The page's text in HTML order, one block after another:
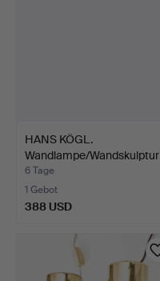
HANS KÖGL.
Wandlampe/Wandskulptur
Hortensi…
6 Tage
1 Gebot
388 USD